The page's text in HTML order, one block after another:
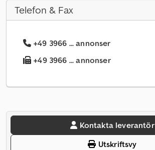
Telefon & Fax
+49 3966 ... annonser
+49 3966 ... annonser
Kontakta leverantör
Utskriftsvy